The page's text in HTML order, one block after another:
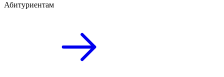
Абитуриентам